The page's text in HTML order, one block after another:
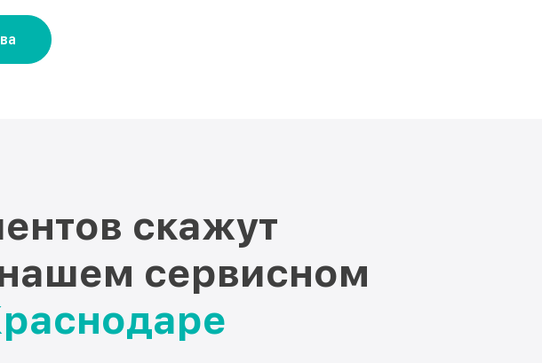
скажут
сервисном